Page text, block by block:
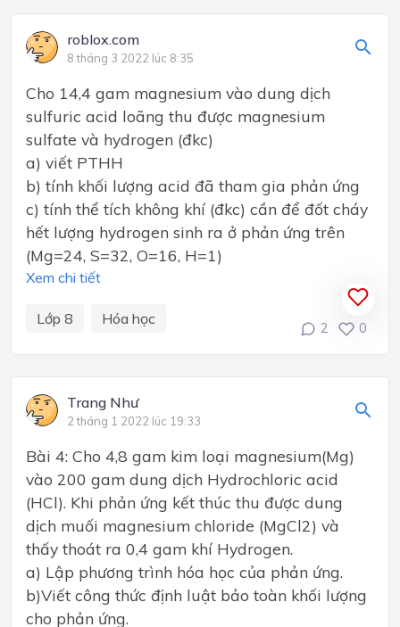
roblox.com
8 tháng 3 2022 lúc 8:35
Cho 14,4 gam magnesium vào dung dịch
sulfuric acid loãng thu được magnesium
sulfate và hydrogen (đkc)
a) viết PTHH
b) tính khối lượng acid đã tham gia phản ứng
c) tính thể tích không khí (đkc) cần để đốt cháy
hết lượng hydrogen sinh ra ở phản ứng trên
(Mg=24, S=32, O=16, H=1)
Xem chi tiết
Lớp 8 Hóa học
2 0
Trang Như
2 tháng 1 2022 lúc 19:33
Bài 4: Cho 4,8 gam kim loại magnesium(Mg)
vào 200 gam dung dịch Hydrochloric acid
(HCl). Khi phản ứng kết thúc thu được dung
dịch muối magnesium chloride (MgCl2) và
thấy thoát ra 0,4 gam khí Hydrogen.
a) Lập phương trình hóa học của phản ứng.
b)Viết công thức định luật bảo toàn khối lượng
cho phản ứng.